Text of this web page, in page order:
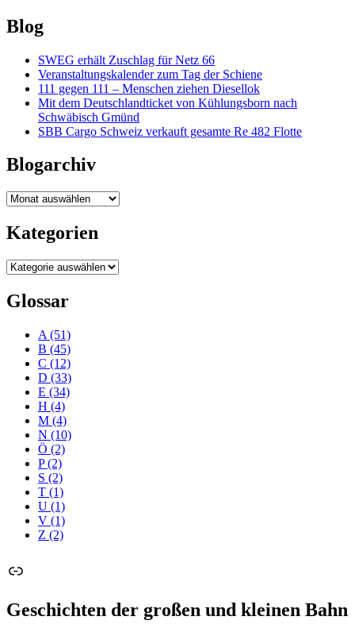
Blog
SWEG erhält Zuschlag für Netz 66
Veranstaltungskalender zum Tag der Schiene
111 gegen 111 – Menschen ziehen Diesellok
Mit dem Deutschlandticket von Kühlungsborn nach
Schwäbisch Gmünd
SBB Cargo Schweiz verkauft gesamte Re 482 Flotte
Blogarchiv
Blogarchiv
Kategorien
Kategorien
Glossar
A (51)
B (45)
C (12)
D (33)
E (34)
H (4)
M (4)
N (10)
Ö (2)
P(2)
S (2)
T (1)
U (1)
V (1)
Z (2)
Link
Geschichten der großen und kleinen Bahn